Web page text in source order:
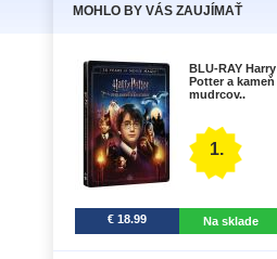
MOHLO BY VÁS ZAUJÍMAŤ
BLU-RAY Harry
Potter a kameň
mudrcov..
1.
€ 18.99 Na sklade